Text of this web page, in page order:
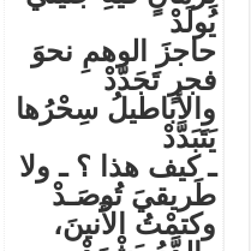
يُولَدْ
حاجزَ الوهمِ نحوَ
فجرٍ تَجَدَّدْ
والأباطيلُ سِحْرُها
يَتَبَدَّدْ
ـ كيف هذا ؟ ـ ولا
طَريقيَ تُوصَـدْ
وكتمْتُ الأَنينَ،